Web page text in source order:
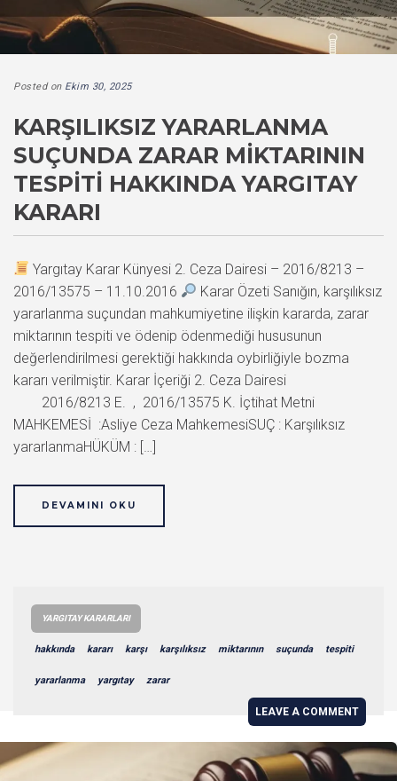
Posted on Ekim 30, 2025
KARŞILIKSIZ YARARLANMA
SUÇUNDA ZARAR MIKTARININ
TESPITI HAKKINDA YARGITAY
KARARI
Yargıtay Karar Künyesi 2. Ceza Dairesi – 2016/8213 –
2016/13575 – 11.10.2016
Karar Özeti Sanığın, karşılıksız
yararlanma suçundan mahkumiyetine ilişkin kararda, zarar
miktarının tespiti ve ödenip ödenmediği hususunun
değerlendirilmesi gerektiği hakkında oybirliğiyle bozma
kararı verilmiştir. Karar İçeriği 2. Ceza Dairesi
2016/8213 E. , 2016/13575 K. İçtihat Metni
MAHKEMESİ :Asliye Ceza MahkemesiSUÇ : Karşılıksız
yararlanmaHÜKÜM : […]
DEVAMINI OKU
YARGITAY KARARLARI
hakkında kararı karşı karşılıksız miktarının suçunda tespiti
yararlanma yargıtay zarar
LEAVE A COMMENT